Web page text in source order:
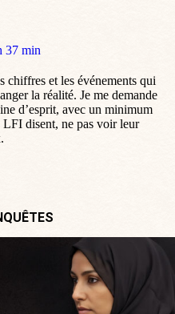
37 min
chiffres et les événements qui
la réalité. Je me demande
d’esprit, avec un minimum
LFI disent, ne pas voir leur